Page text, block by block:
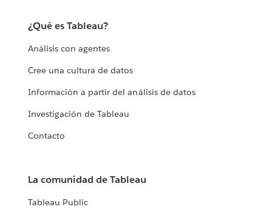
¿Qué es Tableau?
Análisis con agentes
Cree una cultura de datos
Información a partir del análisis de datos
Investigación de Tableau
Contacto
La comunidad de Tableau
Tableau Public